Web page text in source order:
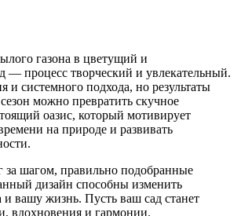
газона в цветущий и
— процесс творческий и увлекательный.
и системного подхода, но результаты
можно превратить скучное
оазис, который мотивирует
на природе и развивать
за шагом, правильно подобранные
дизайн способны изменить
и вашу жизнь. Пусть ваш сад станет
вдохновения и гармонии.